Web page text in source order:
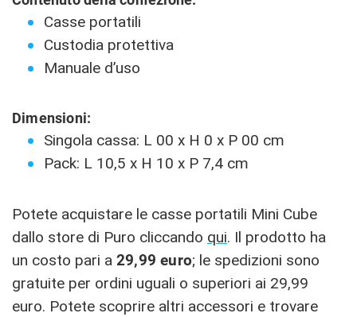
Casse portatili
Custodia protettiva
Manuale d’uso
Dimensioni:
Singola cassa: L 00 x H 0 x P 00 cm
Pack: L 10,5 x H 10 x P 7,4 cm
Potete acquistare le casse portatili Mini Cube
dallo store di Puro cliccando qui. Il prodotto ha
un costo pari a 29,99 euro; le spedizioni sono
gratuite per ordini uguali o superiori ai 29,99
euro. Potete scoprire altri accessori e trovare